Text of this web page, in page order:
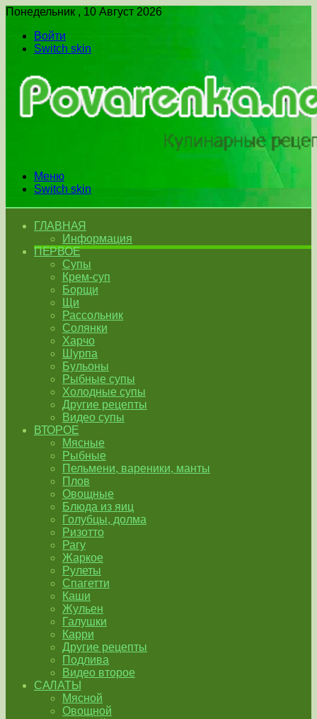
Понедельник , 10 Август 2026
Войти
Switch skin
Меню
Switch skin
ГЛАВНАЯ
Информация
ПЕРВОЕ
Супы
Крем-суп
Борщи
Щи
Рассольник
Солянки
Харчо
Шурпа
Бульоны
Рыбные супы
Холодные супы
Другие рецепты
Видео супы
ВТОРОЕ
Мясные
Рыбные
Пельмени, вареники, манты
Плов
Овощные
Блюда из яиц
Голубцы, долма
Ризотто
Рагу
Жаркое
Рулеты
Спагетти
Каши
Жульен
Галушки
Карри
Другие рецепты
Подлива
Видео второе
САЛАТЫ
Мясной
Овощной